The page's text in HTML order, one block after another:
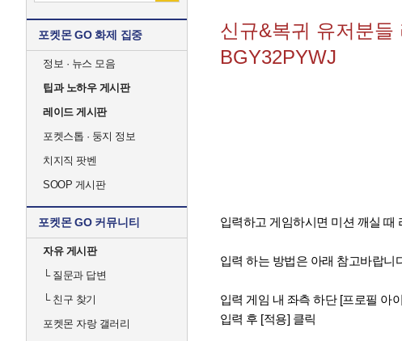
포켓몬 GO 화제 집중
정보 · 뉴스 모음
팁과 노하우 게시판
레이드 게시판
포켓스톱 · 둥지 정보
치지직 팟벤
SOOP 게시판
포켓몬 GO 커뮤니티
자유 게시판
└질문과 답변
└친구 찾기
포켓몬 자랑 갤러리
신규&복귀 유저분들
BGY32PYWJ
입력하고 게임하시면 미션 깨실 때
입력 하는 방법은 아래 참고바랍니
입력 게임 내 좌측 하단 [프로필
입력 후 [적용] 클릭